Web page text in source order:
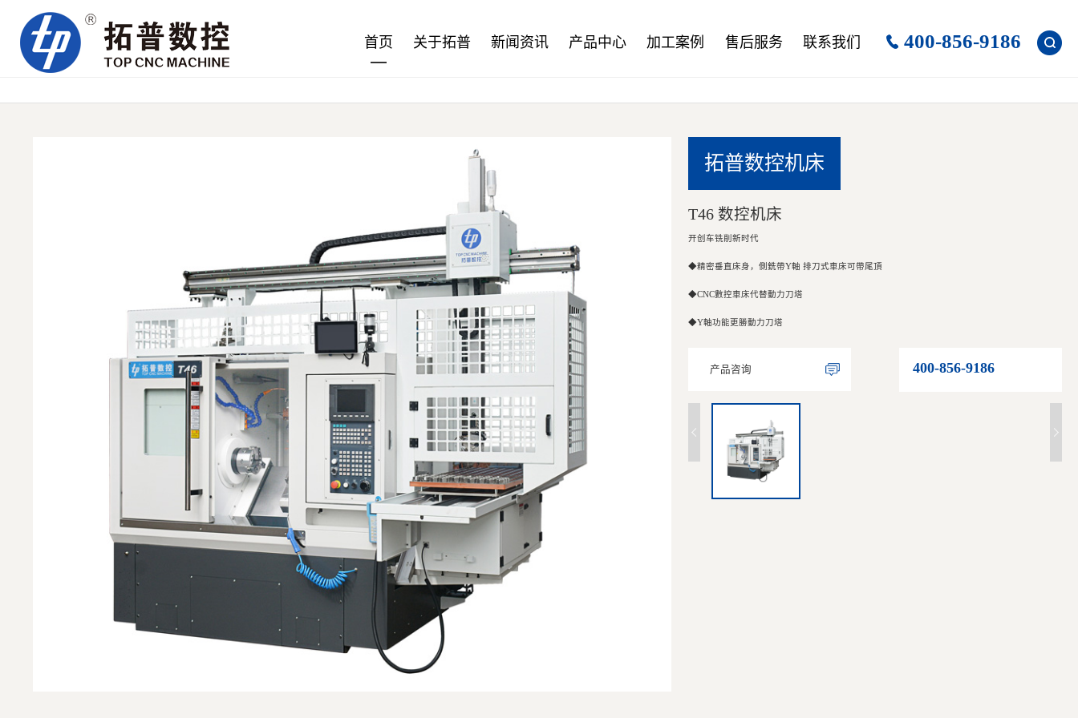
首页 关于拓普 新闻资讯 产品中心 加工案例 售后服务 联系我们 400-856-9186
拓普数控机床
T46 数控机床
开创车铣削新时代
◆精密垂直床身，側銑帶Y軸 排刀式車床可帶尾頂
◆CNC數控車床代替動力刀塔
◆Y軸功能更勝動力刀塔
产品咨询 400-856-9186